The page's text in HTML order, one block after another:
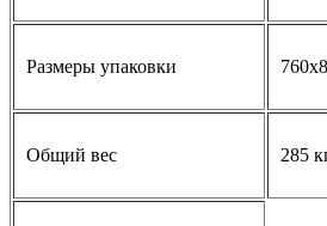
Размеры упаковки
Общий вес 285